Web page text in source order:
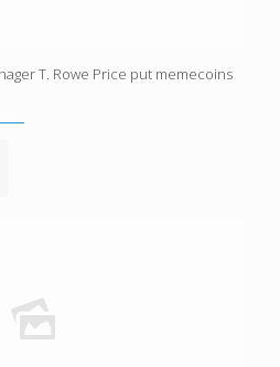
T. Rowe Price put memecoins